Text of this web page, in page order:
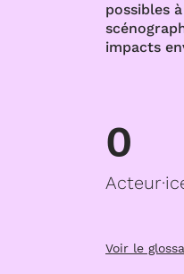
possibles
impacts
0
Voir le